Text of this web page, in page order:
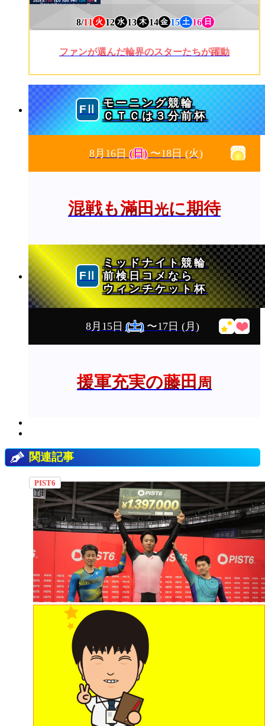
8/11 火 12 水 13 木 14 金 15 土 16 日
ファンが選んだ輪界のスターたちが躍動
モーニング競輪
ＣＴＣは３分前杯
8月16日(日)〜18日(火)
混戦も滿田光に期待
ミッドナイト競輪
前検日コメなら
ウィンチケット杯
8月15日(土)〜17日 (月)
援軍充実の藤田周
関連記事